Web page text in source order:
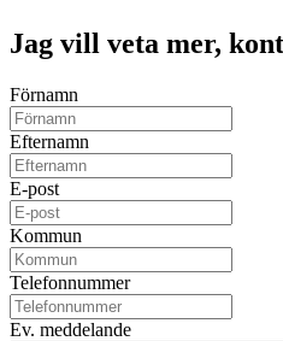
Jag vill veta mer,
Förnamn
Efternamn
E-post
Kommun
Telefonnummer
Ev. meddelande